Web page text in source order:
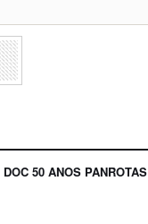
DOC 50 ANOS PANROTAS